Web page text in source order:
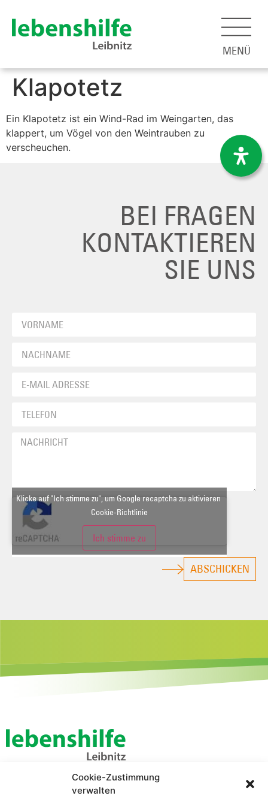
Cookie-Zustimmung
verwalten
MENÜ
Klapotetz
Ein Klapotetz ist ein Wind-Rad im Weingarten, das
klappert, um Vögel von den Weintrauben zu
verscheuchen.
BEI FRAGEN
KONTAKTIEREN
SIE UNS
Klicke auf "Ich stimme zu", um Google recaptcha zu aktivieren
Cookie-Richtlinie
Ich stimme zu
ABSCHICKEN
Lebenshilfe Leibnitz
Zentrale Verwaltung